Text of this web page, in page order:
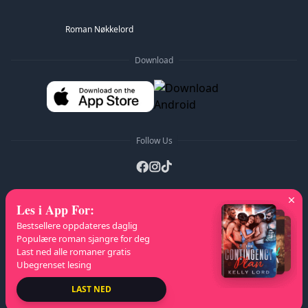
Roman Nøkkelord
Download
Follow Us
A-Z Lister : A B I J
K
L
M N O P Q V W
Opphavsrett © 2026 NovelaGO
Les i App For:
Bestsellere oppdateres daglig
Populære roman sjangre for deg
Last ned alle romaner gratis
Ubegrenset lesing
LAST NED